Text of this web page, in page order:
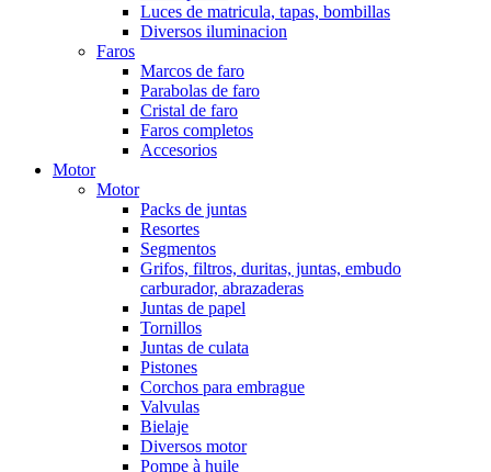
Luces de matricula, tapas, bombillas
Diversos iluminacion
Faros
Marcos de faro
Parabolas de faro
Cristal de faro
Faros completos
Accesorios
Motor
Motor
Packs de juntas
Resortes
Segmentos
Grifos, filtros, duritas, juntas, embudo
carburador, abrazaderas
Juntas de papel
Tornillos
Juntas de culata
Pistones
Corchos para embrague
Valvulas
Bielaje
Diversos motor
Pompe à huile